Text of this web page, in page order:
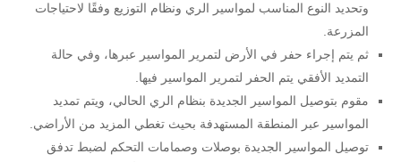
وتحديد النوع المناسب لمواسير الري ونظام التوزيع وفقًا لاحتياجات
المزرعة.
ثم يتم إجراء حفر في الأرض لتمرير المواسير عبرها، وفي حالة
التمديد الأفقي يتم الحفر لتمرير المواسير فيها.
مقوم بتوصيل المواسير الجديدة بنظام الري الحالي، ويتم تمديد
المواسير عبر المنطقة المستهدفة بحيث تغطي المزيد من الأراضي.
توصيل المواسير الجديدة بوصلات وصمامات التحكم لضبط تدفق